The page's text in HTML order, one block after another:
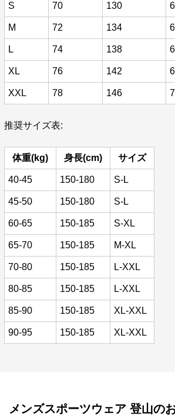
S 70 130
M 72 134
L 74 138
XL 76 142
XXL 78 146
推奨サイズ表:
体重(kg) 身長(cm) サイズ
40-45 150-180 S-L
45-50 150-180 S-L
60-65 150-185 S-XL
65-70 150-185 M-XL
70-80 150-185 L-XXL
80-85 150-185 L-XXL
85-90 150-185 XL-XXL
90-95 150-185 XL-XXL
メンズスポーツウェア 登山の